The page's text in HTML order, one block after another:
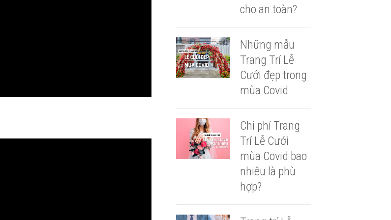
cho an toàn?
Những mẫu
Trang Trí Lễ
Cưới đẹp trong
mùa Covid
Chi phí Trang
Trí Lễ Cưới
mùa Covid bao
nhiêu là phù
hợp?